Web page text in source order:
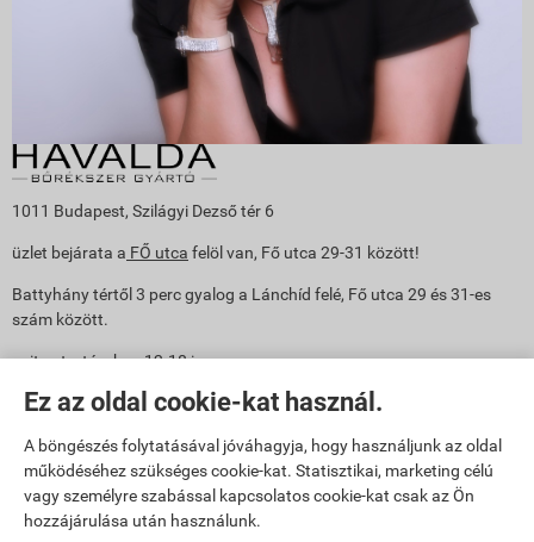
Ez az oldal cookie-kat használ.
A böngészés folytatásával jóváhagyja, hogy használjunk az oldal
működéséhez szükséges cookie-kat. Statisztikai, marketing célú
vagy személyre szabással kapcsolatos cookie-kat csak az Ön
hozzájárulása után használunk.
1011 Budapest, Szilágyi Dezső tér 6
üzlet bejárata a FŐ utca felöl van, Fő utca 29-31 között!
Battyhány tértől 3 perc gyalog a Lánchíd felé, Fő utca 29 és 31-es
szám között.
nyitva tartás: h-p: 12-18 ig
Mobil: Írisz +36 30 361 5945
e-mail: info@havalda.hu